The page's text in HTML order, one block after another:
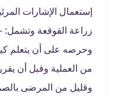
إستعمال الإشارات
زراعة القوقعة
وحرصه على أن يتعلم
من العملية وقبل أن
وقليل من المرضى